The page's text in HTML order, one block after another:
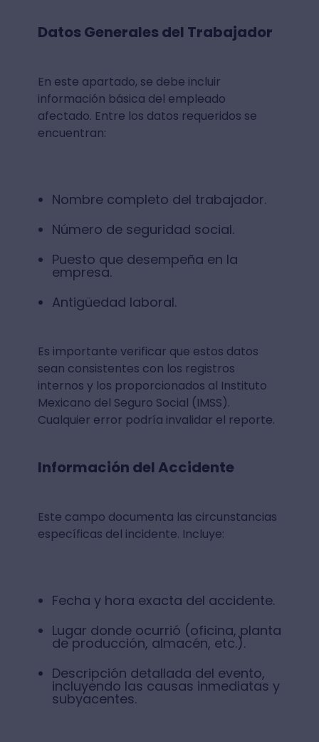
Datos Generales del Trabajador
En este apartado, se debe incluir
información básica del empleado
afectado. Entre los datos requeridos se
encuentran:
Nombre completo del trabajador.
Número de seguridad social.
Puesto que desempeña en la
empresa.
Antigüedad laboral.
Es importante verificar que estos datos
sean consistentes con los registros
internos y los proporcionados al Instituto
Mexicano del Seguro Social (IMSS).
Cualquier error podría invalidar el reporte.
Información del Accidente
Este campo documenta las circunstancias
específicas del incidente. Incluye:
Fecha y hora exacta del accidente.
Lugar donde ocurrió (oficina, planta
de producción, almacén, etc.).
Descripción detallada del evento,
incluyendo las causas inmediatas y
subyacentes.